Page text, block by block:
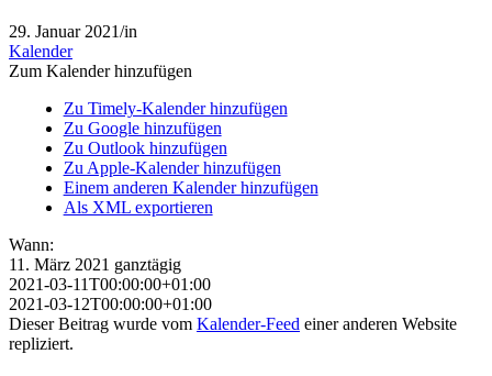
29. Januar 2021/in
Kalender
Zum Kalender hinzufügen
Zu Timely-Kalender hinzufügen
Zu Google hinzufügen
Zu Outlook hinzufügen
Zu Apple-Kalender hinzufügen
Einem anderen Kalender hinzufügen
Als XML exportieren
Wann:
11. März 2021 ganztägig
2021-03-11T00:00:00+01:00
2021-03-12T00:00:00+01:00
Dieser Beitrag wurde vom Kalender-Feed einer anderen Website
repliziert.